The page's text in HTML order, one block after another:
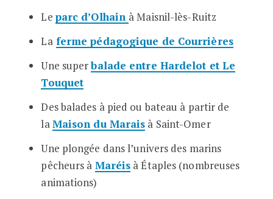
Le parc d’Olhain à Maisnil-lès-Ruitz
La ferme pédagogique de Courrières
Une superbalade entre Hardelot et Le
Touquet
Des balades à pied ou bateau à partir de
laMaison du Marais à Saint-Omer
Une plongée dans l’univers des marins
pêcheurs à Maréis à Étaples (nombreuses
animations)